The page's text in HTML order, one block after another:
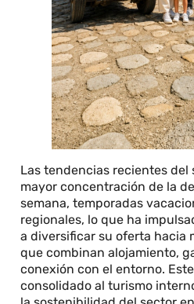
Las tendencias recientes
mayor concentración de la
semana, temporadas
regionales, lo que ha
a diversificar su oferta hacia
que combinan alojamiento,
conexión con el entorno.
consolidado al turismo